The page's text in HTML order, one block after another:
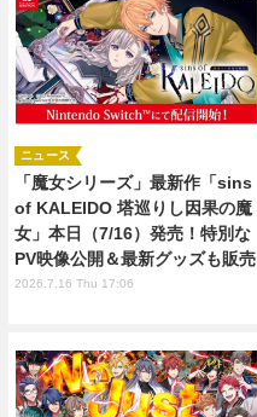
「魔女シリーズ」最新作「sins
of KALEIDO 塔巡りし因果の魔
女」本日（7/16）発売！特別な
PV映像公開＆最新グッズも販売
ニュース
2026.7.16 Thu 17:06